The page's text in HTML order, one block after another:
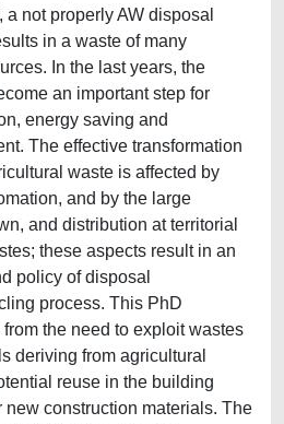
not properly AW disposal
in a waste of many
In the last years, the
an important step for
energy saving and
The effective transformation
waste is affected by
and by the large
and distribution at territorial
these aspects result in an
policy of disposal
process. This PhD
the need to exploit wastes
deriving from agricultural
reuse in the building
new construction materials. The